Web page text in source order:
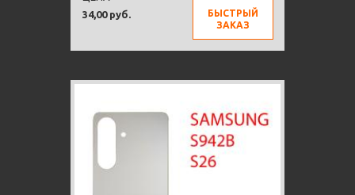
34,00 руб.
БЫСТРЫЙ
ЗАКАЗ